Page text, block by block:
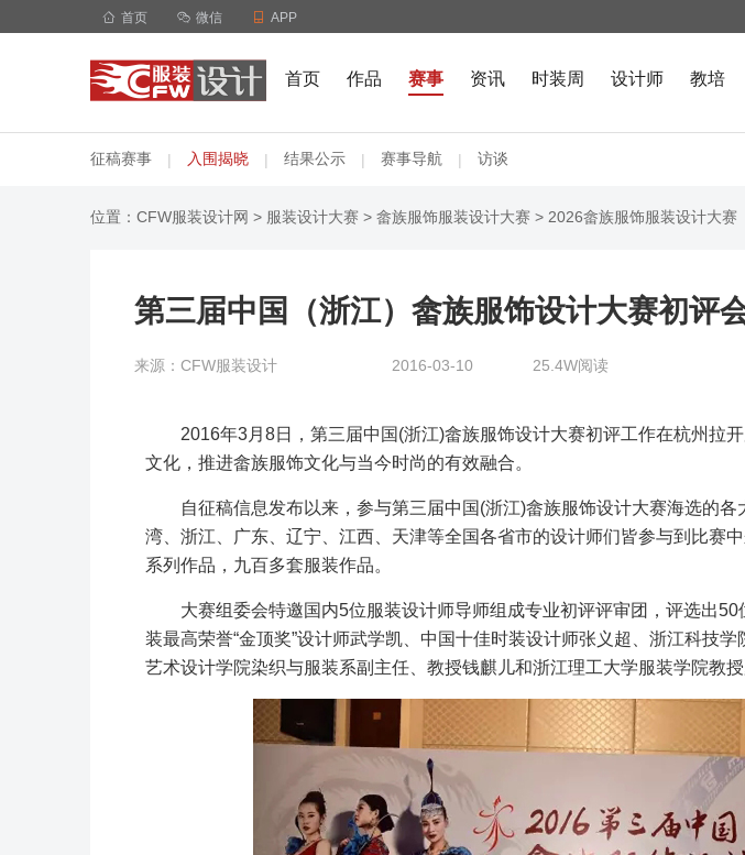
 首页  微信  APP
首页 作品 赛事 资讯 时装周 设计师 教培
征稿赛事 | 入围揭晓 | 结果公示 | 赛事导航 | 访谈
位置： CFW服装设计网 > 服装设计大赛 > 畲族服饰服装设计大赛 > 2026畲族服饰服装设计大赛
第三届中国（浙江）畲族服饰设计大赛初评
来源：CFW服装设计 2016-03-10 25.4W阅读
2016年3月8日，第三届中国(浙江)畲族服饰设计大赛初评工作在杭州拉
文化，推进畲族服饰文化与当今时尚的有效融合。
自征稿信息发布以来，参与第三届中国(浙江)畲族服饰设计大赛海选的
湾、浙江、广东、辽宁、江西、天津等全国各省市的设计师们皆参与到比赛
系列作品，九百多套服装作品。
大赛组委会特邀国内5位服装设计师导师组成专业初评评审团，评选出
装最高荣誉“金顶奖”设计师武学凯、中国十佳时装设计师张义超、浙江科技
艺术设计学院染织与服装系副主任、教授钱麒儿和浙江理工大学服装学院教授